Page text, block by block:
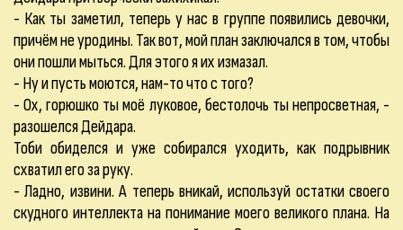
- Как ты заметил, теперь у нас в группе появились девочки,
причём не уродины. Так вот, мой план заключался в том, чтобы
они пошли мыться. Для этого я их измазал.
- Ну и пусть моются, нам-то что с того?
- Ох, горюшко ты моё луковое, бестолочь ты непросветная, -
разошелся Дейдара.
Тоби обиделся и уже собирался уходить, как подрывник
схватил его за руку.
- Ладно, извини. А теперь вникай, используй остатки своего
скудного интеллекта на понимание моего великого плана. На